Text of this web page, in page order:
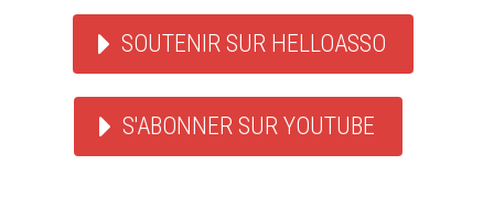
SOUTENIR SUR HELLOASSO
S'ABONNER SUR YOUTUBE